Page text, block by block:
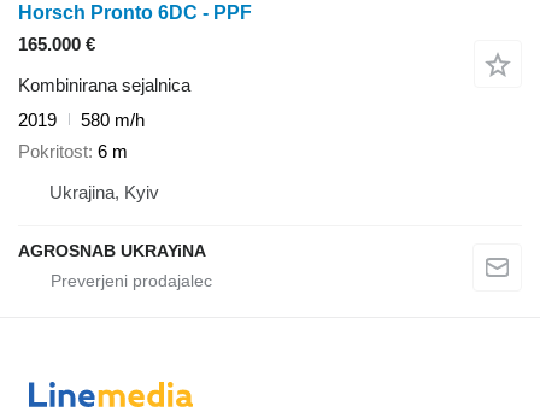
Horsch Pronto 6DC - PPF
165.000 €
Kombinirana sejalnica
2019
580 m/h
Pokritost 6 m
Ukrajina, Kyiv
AGROSNAB UKRAYiNA